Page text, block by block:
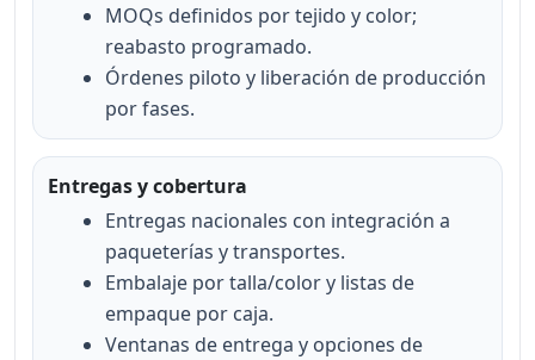
MOQs definidos por tejido y color;
reabasto programado.
Órdenes piloto y liberación de producción
por fases.
Entregas y cobertura
Entregas nacionales con integración a
paqueterías y transportes.
Embalaje por talla/color y listas de
empaque por caja.
Ventanas de entrega y opciones de